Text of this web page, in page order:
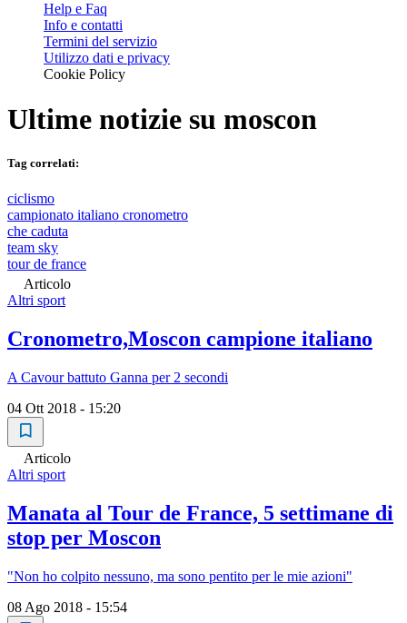
Help e Faq
Info e contatti
Termini del servizio
Utilizzo dati e privacy
Cookie Policy
Ultime notizie su moscon
Tag correlati:
ciclismo
campionato italiano cronometro
che caduta
team sky
tour de france
Articolo
Altri sport
Cronometro,Moscon campione italiano
A Cavour battuto Ganna per 2 secondi
04 Ott 2018 - 15:20
Articolo
Altri sport
Manata al Tour de France, 5 settimane di
stop per Moscon
"Non ho colpito nessuno, ma sono pentito per le mie azioni"
08 Ago 2018 - 15:54